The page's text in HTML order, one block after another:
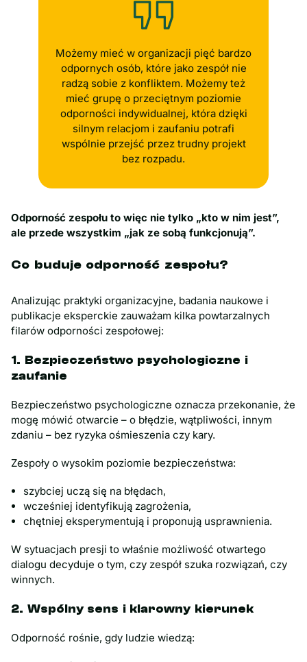
Możemy mieć w organizacji pięć bardzo
odpornych osób, które jako zespół nie
radzą sobie z konfliktem. Możemy też
mieć grupę o przeciętnym poziomie
odporności indywidualnej, która dzięki
silnym relacjom i zaufaniu potrafi
wspólnie przejść przez trudny projekt
bez rozpadu.
Odporność zespołu to więc nie tylko „kto w nim jest”,
ale przede wszystkim „jak ze sobą funkcjonują”.
Co buduje odporność zespołu?
Analizując praktyki organizacyjne, badania naukowe i
publikacje eksperckie zauważam kilka powtarzalnych
filarów odporności zespołowej:
1. Bezpieczeństwo psychologiczne i
zaufanie
Bezpieczeństwo psychologiczne oznacza przekonanie, że
mogę mówić otwarcie – o błędzie, wątpliwości, innym
zdaniu – bez ryzyka ośmieszenia czy kary.
Zespoły o wysokim poziomie bezpieczeństwa:
szybciej uczą się na błędach,
wcześniej identyfikują zagrożenia,
chętniej eksperymentują i proponują usprawnienia.
W sytuacjach presji to właśnie możliwość otwartego
dialogu decyduje o tym, czy zespół szuka rozwiązań, czy
winnych.
2. Wspólny sens i klarowny kierunek
Odporność rośnie, gdy ludzie wiedzą: